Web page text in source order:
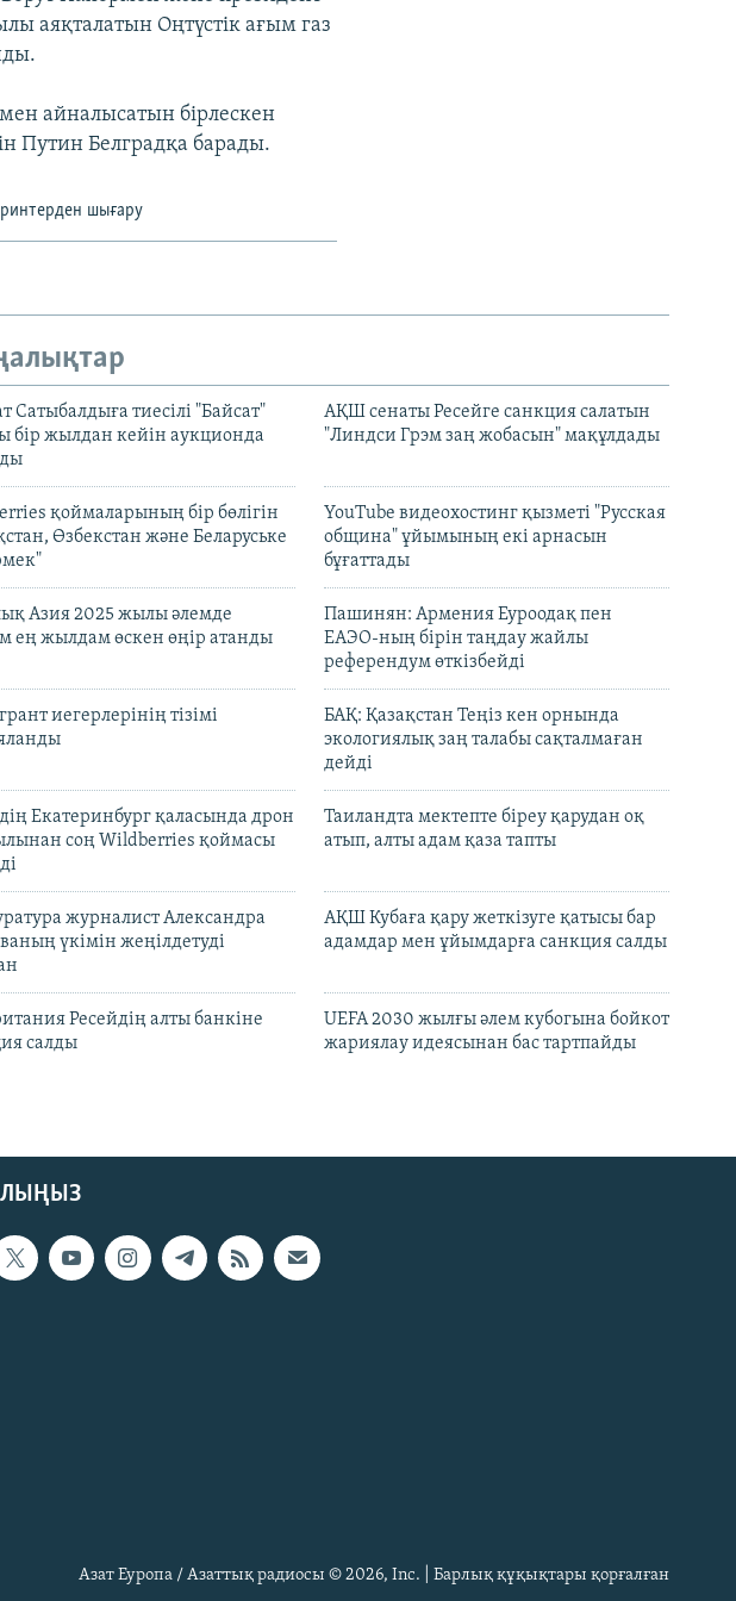
аяқталатын Оңтүстік ағым газ
айналысатын бірлескен
Путин Белградқа барады.
шығару
Сатыбалдыға тиесілі "Байсат"
бір жылдан кейін аукционда
АҚШ сенаты Ресейге санкция салатын
"Линдси Грэм заң жобасын" мақұлдады
қоймаларының бір бөлігін
Өзбекстан және Беларуське
YouTube видеохостинг қызметі "Русская
община" ұйымының екі арнасын
бұғаттады
Азия 2025 жылы әлемде
ең жылдам өскен өңір атанды
Пашинян: Армения Еуроодақ пен
ЕАЭО-ның бірін таңдау жайлы
референдум өткізбейді
иегерлерінің тізімі
БАҚ: Қазақстан Теңіз кен орнында
экологиялық заң талабы сақталмаған
дейді
Екатеринбург қаласында дрон
соң Wildberries қоймасы
Таиландта мектепте біреу қарудан оқ
атып, алты адам қаза тапты
журналист Александра
үкімін жеңілдетуді
АҚШ Кубаға қару жеткізуге қатысы бар
адамдар мен ұйымдарға санкция салды
Ресейдің алты банкіне
салды
UEFA 2030 жылғы әлем кубогына бойкот
жариялау идеясынан бас тартпайды
Азат Еуропа / Азаттық радиосы © 2026, Inc. | Барлық құқықтары қорғалған